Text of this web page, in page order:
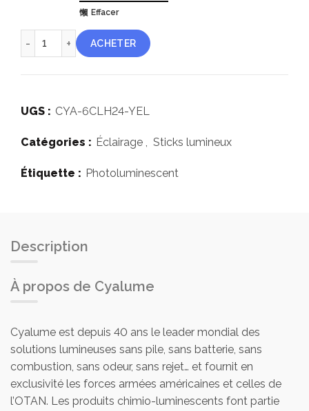
Effacer
quantité de Cyalume ChemLight® jaune 24 heures
ACHETER
UGS : CYA-6CLH24-YEL
Catégories : Éclairage , Sticks lumineux
Étiquette : Photoluminescent
Description
À propos de Cyalume
Cyalume est depuis 40 ans le leader mondial des
solutions lumineuses sans pile, sans batterie, sans
combustion, sans odeur, sans rejet… et fournit en
exclusivité les forces armées américaines et celles de
l’OTAN. Les produits chimio-luminescents font partie